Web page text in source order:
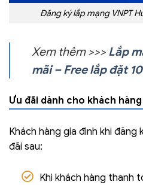
Đăng ký lắp mạng VNPT
Xem thêm >>> Lắp
mãi – Free lắp đặt
Ưu đãi dành cho khách
Khách hàng gia đình khi
đãi sau:
Khi khách hàng thanh